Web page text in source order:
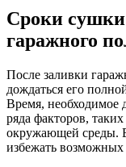
Сроки сушки
гаражного
После заливки
дождаться его
Время, необходимое
ряда факторов,
окружающей среды.
избежать